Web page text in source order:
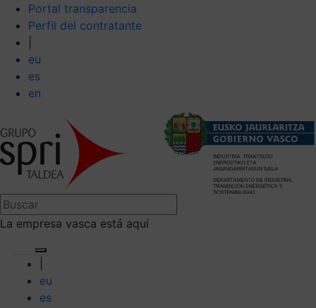
Portal transparencia
Perfil del contratante
eu
es
en
La empresa vasca está aquí
eu
es